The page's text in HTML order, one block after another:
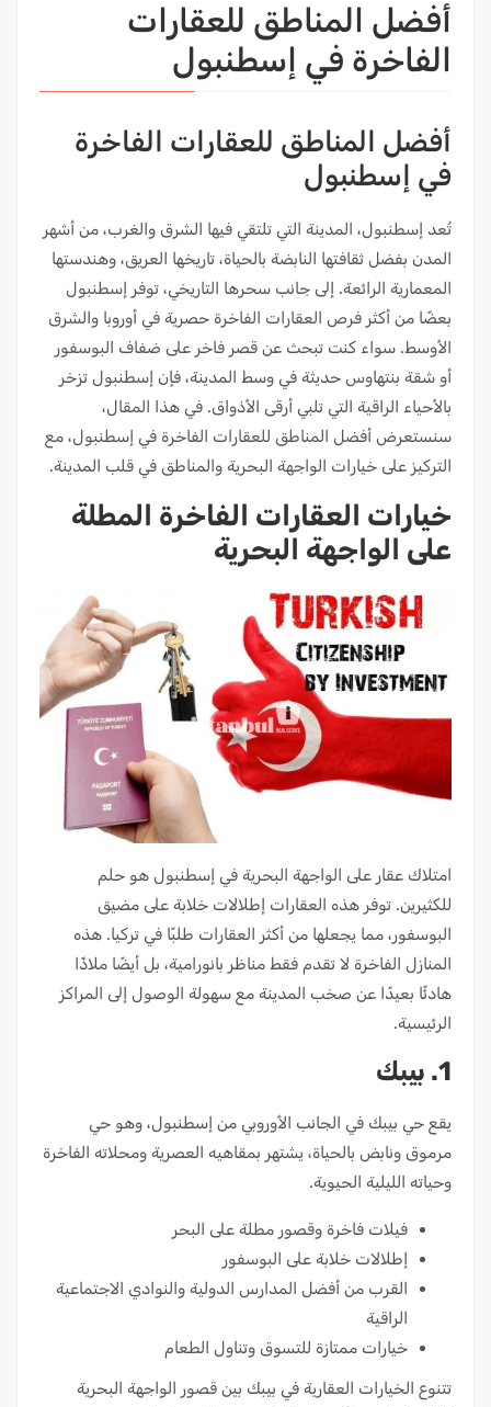
أفضل المناطق للعقارات
الفاخرة في إسطنبول
أفضل المناطق للعقارات الفاخرة
في إسطنبول
تُعد إسطنبول، المدينة التي تلتقي فيها الشرق والغرب، من أشهر
المدن بفضل ثقافتها النابضة بالحياة، تاريخها العريق، وهندستها
المعمارية الرائعة. إلى جانب سحرها التاريخي، توفر إسطنبول
بعضًا من أكثر فرص العقارات الفاخرة حصرية في أوروبا والشرق
الأوسط. سواء كنت تبحث عن قصر فاخر على ضفاف البوسفور
أو شقة بنتهاوس حديثة في وسط المدينة، فإن إسطنبول تزخر
بالأحياء الراقية التي تلبي أرقى الأذواق. في هذا المقال،
سنستعرض أفضل المناطق للعقارات الفاخرة في إسطنبول، مع
التركيز على خيارات الواجهة البحرية والمناطق في قلب المدينة.
خيارات العقارات الفاخرة المطلة
على الواجهة البحرية
امتلاك عقار على الواجهة البحرية في إسطنبول هو حلم
للكثيرين. توفر هذه العقارات إطلالات خلابة على مضيق
البوسفور، مما يجعلها من أكثر العقارات طلبًا في تركيا. هذه
المنازل الفاخرة لا تقدم فقط مناظر بانورامية، بل أيضًا ملاذًا
هادئًا بعيدًا عن صخب المدينة مع سهولة الوصول إلى المراكز
الرئيسية.
1. بيبك
يقع حي بيبك في الجانب الأوروبي من إسطنبول، وهو حي
مرموق ونابض بالحياة، يشتهر بمقاهيه العصرية ومحلاته الفاخرة
وحياته الليلية الحيوية.
فيلات فاخرة وقصور مطلة على البحر
إطلالات خلابة على البوسفور
القرب من أفضل المدارس الدولية والنوادي الاجتماعية
الراقية
خيارات ممتازة للتسوق وتناول الطعام
تتنوع الخيارات العقارية في بيبك بين قصور الواجهة البحرية